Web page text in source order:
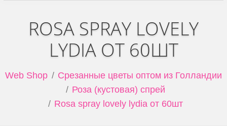
ROSA SPRAY LOVELY
LYDIA ОТ 60ШТ
Web Shop
Срезанные цветы оптом из Голландии
Роза (кустовая) спрей
Rosa spray lovely lydia от 60шт